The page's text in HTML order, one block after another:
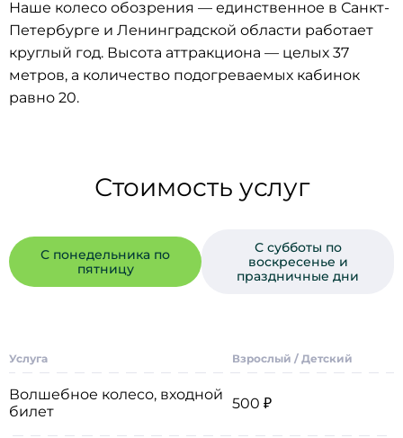
Наше колесо обозрения — единственное в Санкт-
Петербурге и Ленинградской области работает
круглый год. Высота аттракциона — целых 37
метров, а количество подогреваемых кабинок
равно 20.
Стоимость услуг
С понедельника по
пятницу
С субботы по
воскресенье и
праздничные дни
Услуга Взрослый / Детский
Волшебное колесо, входной
билет
500 ₽